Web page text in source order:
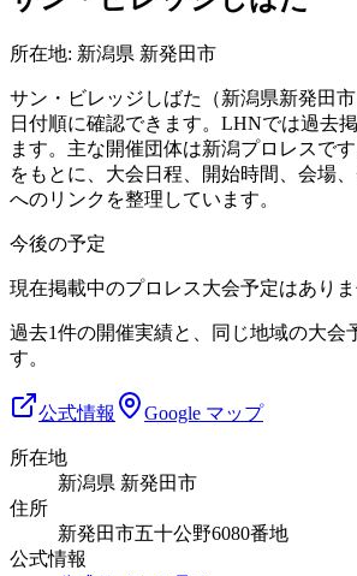
所在地: 新潟県 新発田市
サン・ビレッジしばた（新潟県新発田
日付順に確認できます。LHNでは過去
ます。主な開催団体は新潟プロレスで
をもとに、大会日程、開始時間、会場
へのリンクを整理しています。
今後の予定
現在掲載中のプロレス大会予定はあり
過去1件の開催実績と、同じ地域の大会
す。
公式情報 Google マップ
所在地
新潟県 新発田市
住所
新発田市五十公野6080番地
公式情報